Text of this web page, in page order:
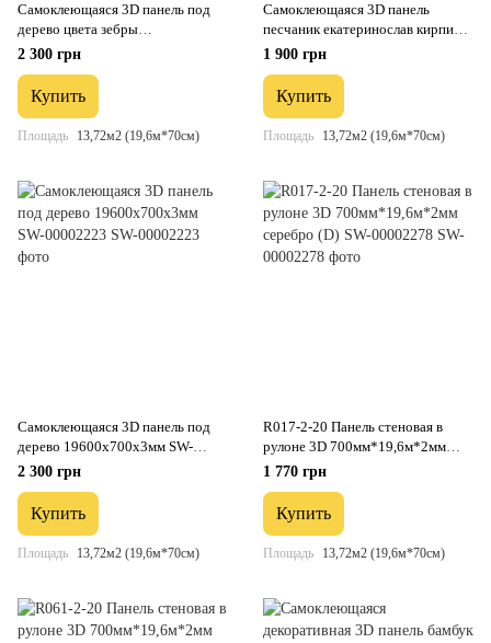
Самоклеющаяся 3D панель под
дерево цвета зебры
19600х700х3мм SW-00001475
2 300 грн
Купить
Площадь 13,72м2 (19,6м*70см)
Самоклеющаяся 3D панель
песчаник екатеринослав кирпич
19600х700х3мм SW-00001735
1 900 грн
Купить
Площадь 13,72м2 (19,6м*70см)
Самоклеющаяся 3D панель под
дерево 19600х700х3мм SW-
00002223
2 300 грн
Купить
Площадь 13,72м2 (19,6м*70см)
R017-2-20 Панель стеновая в
рулоне 3D 700мм*19,6м*2мм
серебро (D) SW-00002278
1 770 грн
Купить
Площадь 13,72м2 (19,6м*70см)